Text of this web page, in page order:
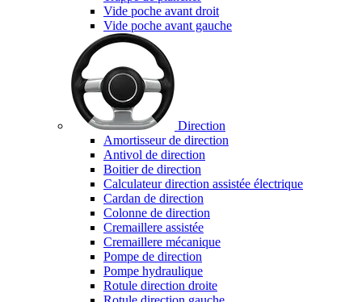
Vide poche avant droit
Vide poche avant gauche
Direction
Amortisseur de direction
Antivol de direction
Boitier de direction
Calculateur direction assistée électrique
Cardan de direction
Colonne de direction
Cremaillere assistée
Cremaillere mécanique
Pompe de direction
Pompe hydraulique
Rotule direction droite